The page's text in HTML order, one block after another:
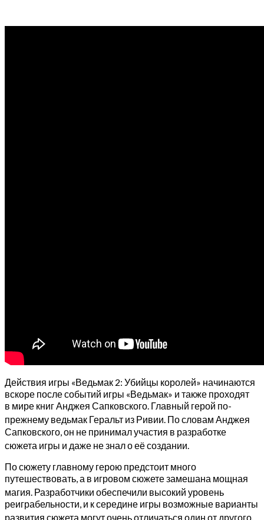
Действия игры «Ведьмак 2: Убийцы королей» начинаются
вскоре после событий игры «Ведьмак» и также проходят
в мире книг Анджея Сапковского. Главный герой по-
прежнему ведьмак Геральт из Ривии. По словам Анджея
Сапковского, он не принимал участия в разработке
сюжета игры и даже не знал о её создании.
По сюжету главному герою предстоит много
путешествовать, а в игровом сюжете замешана мощная
магия. Разработчики обеспечили высокий уровень
реиграбельности, и к середине игры возможные варианты